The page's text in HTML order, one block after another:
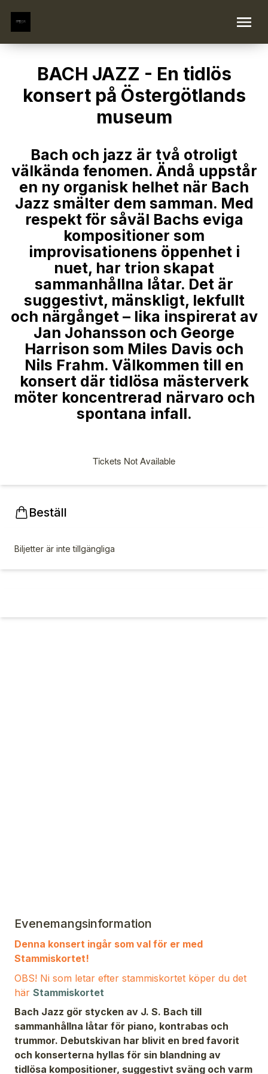
BACH JAZZ - En tidlös
konsert på Östergötlands
museum
Bach och jazz är två otroligt
välkända fenomen. Ändå uppstår
en ny organisk helhet när Bach
Jazz smälter dem samman. Med
respekt för såväl Bachs eviga
kompositioner som
improvisationens öppenhet i
nuet, har trion skapat
sammanhållna låtar. Det är
suggestivt, mänskligt, lekfullt
och närgånget – lika inspirerat av
Jan Johansson och George
Harrison som Miles Davis och
Nils Frahm. Välkommen till en
konsert där tidlösa mästerverk
möter koncentrerad närvaro och
spontana infall.
Tickets Not Available
Beställ
Biljetter är inte tillgängliga
Evenemangsinformation
Denna konsert ingår som val för er med
Stammiskortet!
OBS! Ni som letar efter stammiskortet köper du det
här Stammiskortet
Bach Jazz gör stycken av J. S. Bach till
sammanhållna låtar för piano, kontrabas och
trummor. Debutskivan har blivit en bred favorit
och konserterna hyllas för sin blandning av
tidlösa kompositioner, suggestivt sväng och varm